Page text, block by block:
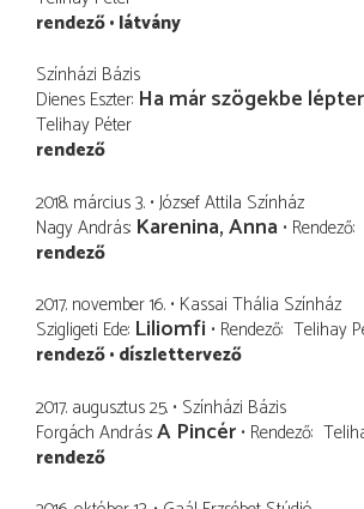
rendező látvány
Színházi Bázis
Dienes Eszter Ha már szögekbe
Telihay Péter
rendező
2018. március 3. József Attila Színház
Nagy András Karenina, Anna Rendező
rendező
2017. november 16. Kassai Thália Színház
Szigligeti Ede Liliomfi Rendező Telihay
rendező díszlettervező
2017. augusztus 25. Színházi Bázis
Forgách András A Pincér Rendező
rendező